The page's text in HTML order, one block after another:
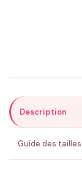
💚 Retour sous
Description
Guide des tailles